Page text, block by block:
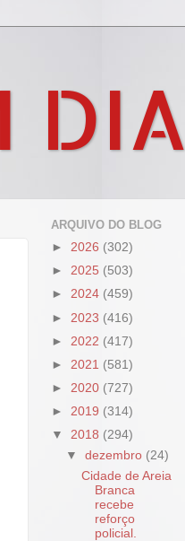
DIA
ARQUIVO DO BLOG
► 2026 (302)
► 2025 (503)
► 2024 (459)
► 2023 (416)
► 2022 (417)
► 2021 (581)
► 2020 (727)
► 2019 (314)
▼ 2018 (294)
▼dezembro (24)
Cidade de Areia
Branca
recebe
reforço
policial.